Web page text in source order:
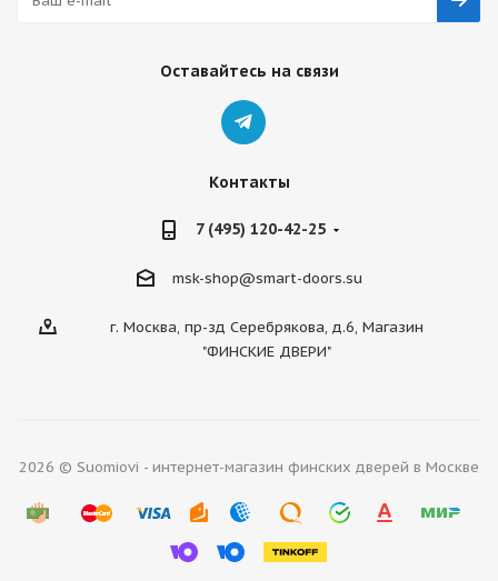
Оставайтесь на связи
Контакты
7 (495) 120-42-25
msk-shop@smart-doors.su
г. Москва, пр-зд Серебрякова, д.6, Магазин
"ФИНСКИЕ ДВЕРИ"
2026 © Suomiovi - интернет-магазин финских дверей в Москве